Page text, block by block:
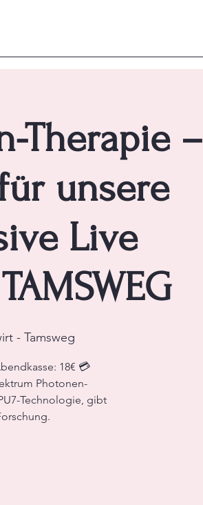
Therapie –
unsere
Live
- Tamsweg
18€ 💳
Photonen-
Technologie, gibt